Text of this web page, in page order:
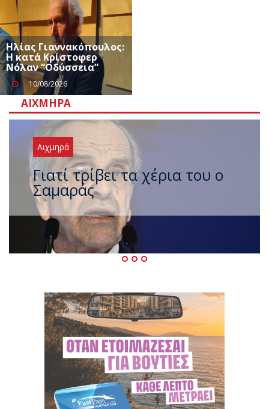
Ηλίας Γιαννακόπουλος:
Η κατά Κρίστοφερ
Νόλαν “Oδύσσεια”
10/08/2026
ΑΙΧΜΗΡΆ
Αιχμηρά
Ξαναχτύπησαν